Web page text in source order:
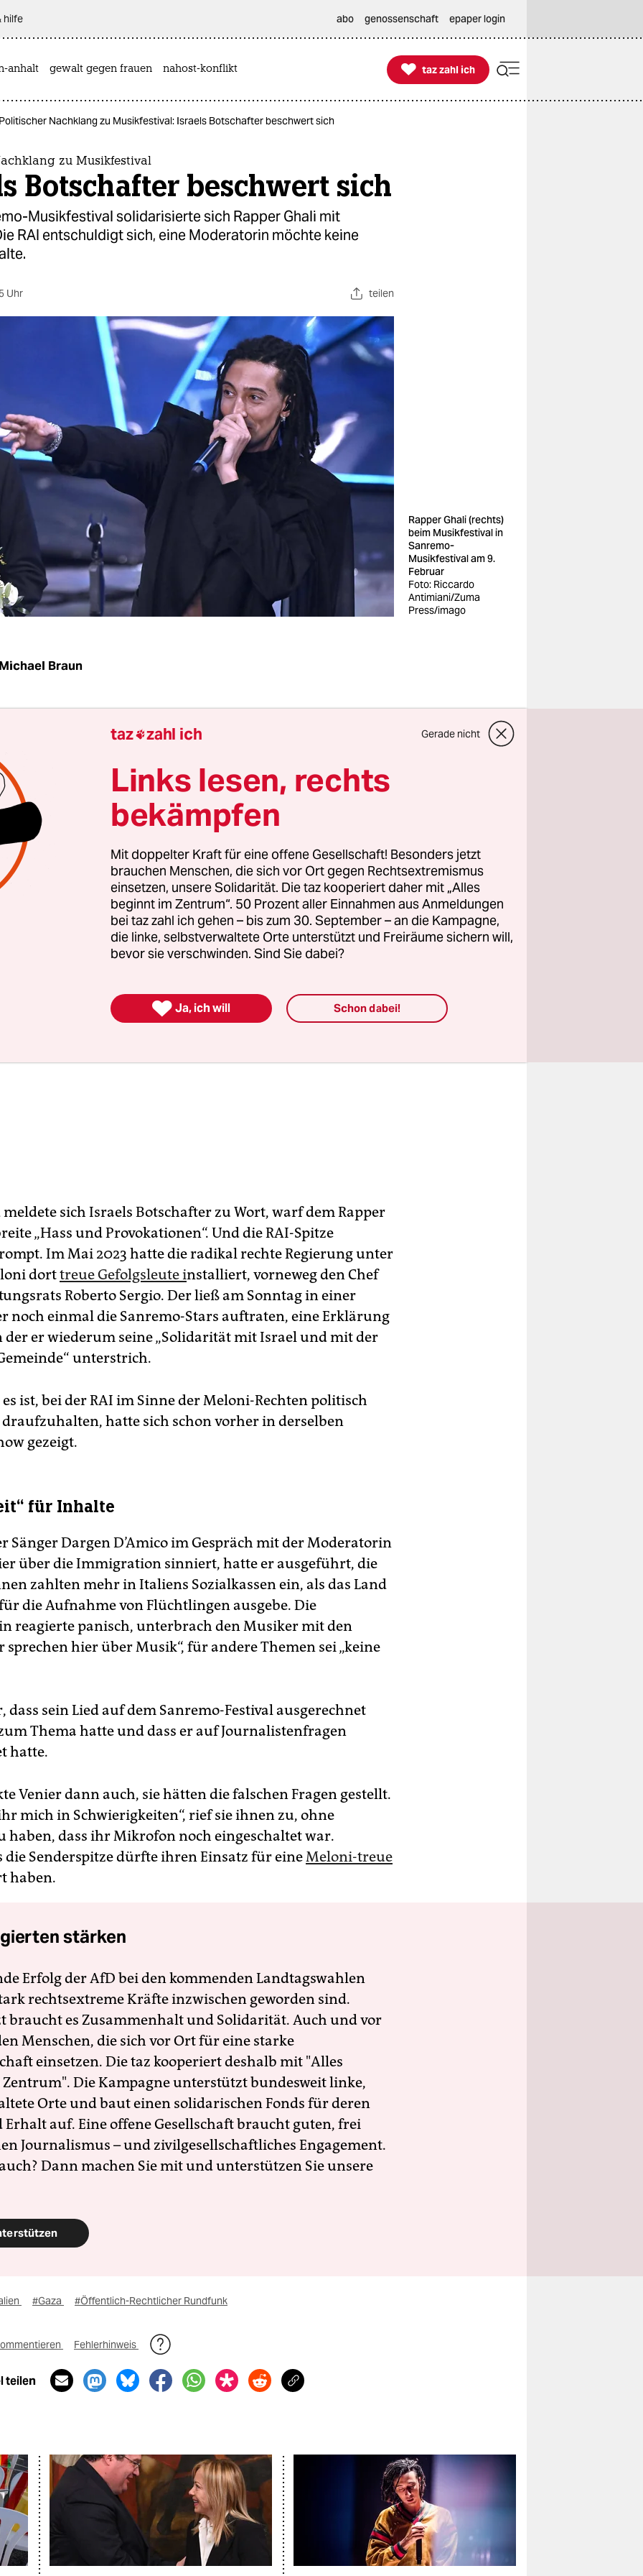
hilfe abo genossenschaft epaper login
anhalt gewalt gegen frauen nahost-konflikt 
taz zahl ich
taz zahl ich
Politischer Nachklang zu Musikfestival: Israels Botschafter beschwert sich
zu Musikfestival
Botschafter beschwert sich
Musikfestival solidarisierte sich Rapper Ghali mit
RAI entschuldigt sich, eine Moderatorin möchte keine
Uhr teilen
Rapper Ghali (rechts)
beim Musikfestival in
Sanremo-
Musikfestival am 9.
Februar
Foto: Riccardo
Antimiani/Zuma
Press/imago
Michael Braun
Dies war dieses Jahr die Ansage für das Musikfestival von
Fernsehereignis Nummer eins, letzte Woche
übertragen von der staatlichen RAI. Von Dienstag bis
Millionen Menschen vor dem Bildschirm, um 30 Mu­
bewundern, und am letzten Abend schalteten 14
so viele wie bei keinem anderen TV-Event.
auch durchbrach derRapper Ghali,Italiener mit
Wurzeln, auf der Bühne den Politikbann mit drei Worten
den Genozid!“, verkündete er.
sich Israels Botschafter zu Wort, warf dem Rapper
„Hass und Provokationen“. Und die RAI-Spitze
Im Mai 2023 hatte die radikal rechte Regierung unter
dorttreue Gefolgsleute installiert, vorneweg den Chef
Roberto Sergio. Der ließ am Sonntag in einer
noch einmal die Sanremo-Stars auftraten, eine Erklärung
der er wiederum seine „Solidarität mit Israel und mit der
unterstrich.
es ist, bei der RAI im Sinne der Meloni-Rechten politisch
draufzuhalten, hatte sich schon vorher in derselben
gezeigt.
für Inhalte
Sänger Dargen D’Amico im Gespräch mit der Moderatorin
über die Immigration sinniert, hatte er ausgeführt, die
zahlten mehr in Italiens Sozialkassen ein, als das Land
die Aufnahme von Flüchtlingen ausgebe. Die
reagierte panisch, unterbrach den Musiker mit den
sprechen hier über Musik“, für andere Themen sei „keine
sein Lied auf dem Sanremo-Festival ausgerechnet
Thema hatte und dass er auf Journalistenfragen
hatte.
Venier dann auch, sie hätten die falschen Fragen gestellt.
mich in Schwierigkeiten“, rief sie ihnen zu, ohne
haben, dass ihr Mikrofon noch eingeschaltet war.
die Senderspitze dürfte ihren Einsatz für eineMeloni-treue
haben.
stärken
Erfolg der AfD bei den kommenden Landtagswahlen
rechtsextreme Kräfte inzwischen geworden sind.
braucht es Zusammenhalt und Solidarität. Auch und vor
Menschen, die sich vor Ort für eine starke
einsetzen. Die taz kooperiert deshalb mit "Alles
Die Kampagne unterstützt bundesweit linke,
Orte und baut einen solidarischen Fonds für deren
Erhalt auf. Eine offene Gesellschaft braucht guten, frei
Journalismus – und zivilgesellschaftliches Engagement.
Dann machen Sie mit und unterstützen Sie unsere
#Gaza #Öffentlich-Rechtlicher Rundfunk
Fehlerhinweis
teilen
taz zahl ich Gerade nicht
Links lesen, rechts
bekämpfen
Mit doppelter Kraft für eine offene Gesellschaft! Besonders jetzt
brauchen Menschen, die sich vor Ort gegen Rechtsextremismus
einsetzen, unsere Solidarität. Die taz kooperiert daher mit „Alles
beginnt im Zentrum“. 50 Prozent aller Einnahmen aus Anmeldungen
bei taz zahl ich gehen – bis zum 30. September – an die Kampagne,
die linke, selbstverwaltete Orte unterstützt und Freiräume sichern will,
bevor sie verschwinden. Sind Sie dabei?
 Ja, ich will Schon dabei!